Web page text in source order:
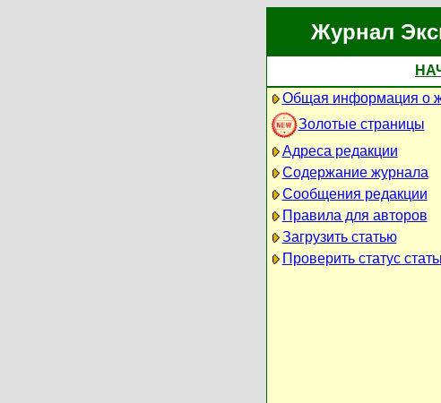
Журнал
Общая информация о
Золотые страницы
Адреса редакции
Содержание журнала
Сообщения редакции
Правила для авторов
Загрузить статью
Проверить статус